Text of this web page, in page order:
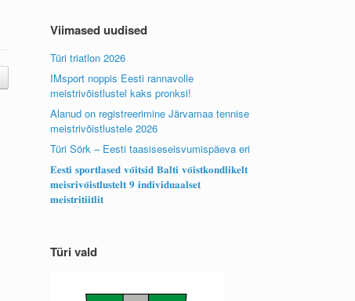
Viimased uudised
Türi triatlon 2026
IMsport noppis Eesti rannavolle
meistrivõistlustel kaks pronksi!
Alanud on registreerimine Järvamaa tennise
meistrivõistlustele 2026
Türi Sörk – Eesti taasiseseisvumispäeva eri
𝐄𝐞𝐬𝐭𝐢 𝐬𝐩𝐨𝐫𝐭𝐥𝐚𝐬𝐞𝐝 𝐯𝐨̃𝐢𝐭𝐬𝐢𝐝 𝐁𝐚𝐥𝐭𝐢 𝐯𝐨̃𝐢𝐬𝐭𝐤𝐨𝐧𝐝𝐥𝐢𝐤𝐞𝐥𝐭
𝐦𝐞𝐢𝐬𝐫𝐢𝐯𝐨̃𝐢𝐬𝐭𝐥𝐮𝐬𝐭𝐞𝐥𝐭 𝟗 𝐢𝐧𝐝𝐢𝐯𝐢𝐝𝐮𝐚𝐚𝐥𝐬𝐞𝐭
𝐦𝐞𝐢𝐬𝐭𝐫𝐢𝐭𝐢𝐢𝐭𝐥𝐢𝐭
Türi vald